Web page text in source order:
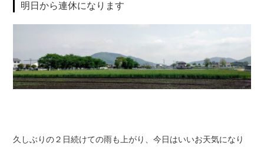
明日から連休になります
久しぶりの２日続けての雨も上がり、今日はいいお天気になり